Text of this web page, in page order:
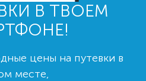
В ТВОЕМ
цены на путевки в
месте,